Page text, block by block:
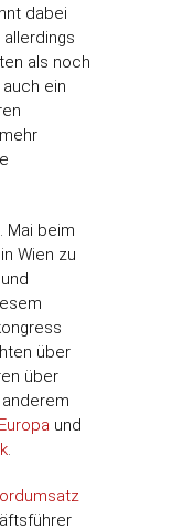
dabei
als noch
ein
Mai beim
Wien zu
über
über
und
.